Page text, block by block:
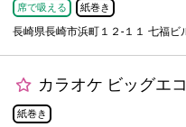
席で吸える 紙巻き
長崎県長崎市浜町１２-１１ 七福ビ
カラオケ ビッグエ
紙巻き